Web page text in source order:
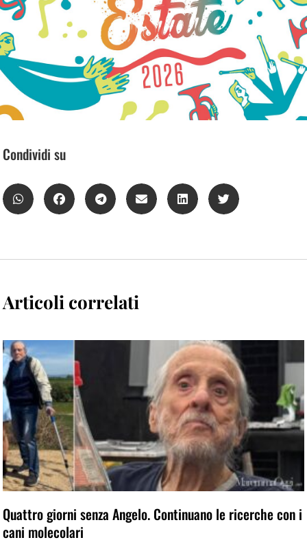
Condividi su
Articoli correlati
Quattro giorni senza Angelo. Continuano le ricerche con i
cani molecolari